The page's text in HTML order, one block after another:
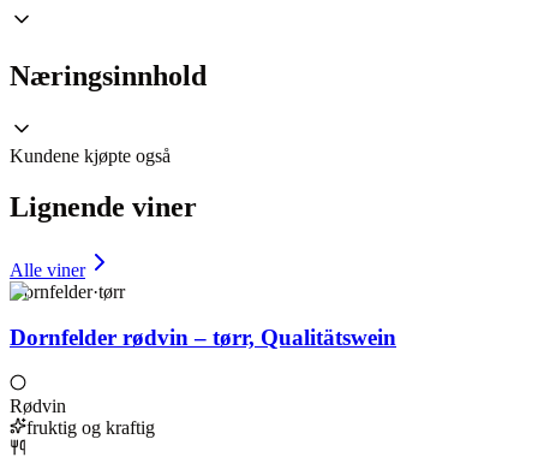
Næringsinnhold
Kundene kjøpte også
Lignende viner
Alle viner
Dornfelder·tørr
Dornfelder rødvin – tørr, Qualitätswein
Rødvin
fruktig og kraftig